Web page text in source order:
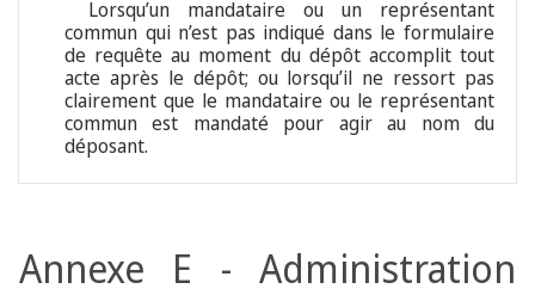
Lorsqu’un mandataire ou un représentant
commun qui n’est pas indiqué dans le formulaire
de requête au moment du dépôt accomplit tout
acte après le dépôt; ou lorsqu’il ne ressort pas
clairement que le mandataire ou le représentant
commun est mandaté pour agir au nom du
déposant.
Annexe E - Administration